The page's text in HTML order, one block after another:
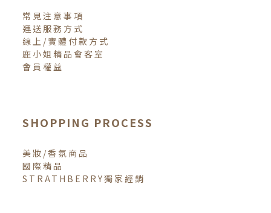
常見注意事項
運送服務方式
線上/實體付款方式
鹿小姐精品會客室
會員權益
SHOPPING PROCESS
美妝/香氛商品
國際精品
STRATHBERRY獨家經銷